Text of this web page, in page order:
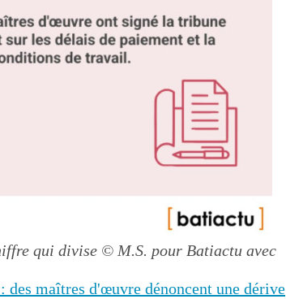
qui divise © M.S. pour Batiactu avec
des maîtres d'œuvre dénoncent une dérive